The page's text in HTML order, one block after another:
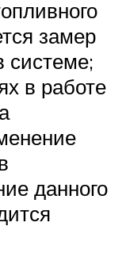
замер
системе;
в работе
данного